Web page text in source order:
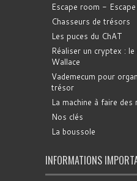
Escape room - Escape
Chasseurs de trésors
Les puces du ChAT
Réaliser un cryptex :
Wallace
Vademecum pour
trésor
La machine à faire des
Nos clés
La boussole
INFORMATIONS